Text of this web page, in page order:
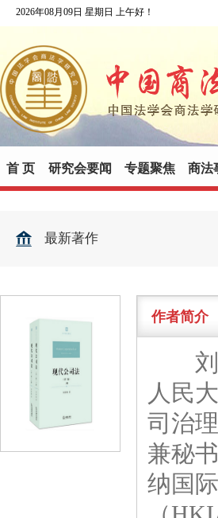
2026年08月09日 星期日 上午好！
首 页 研究会要闻 专题聚焦 商法
最新著作
作者简介
刘俊
人民
司治
兼秘
纳国